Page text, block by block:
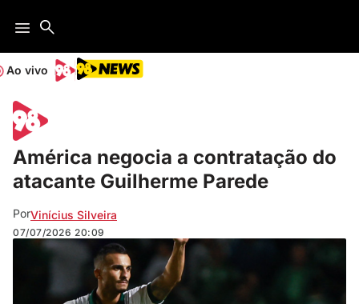
Ao vivo
América negocia a contratação do
atacante Guilherme Parede
PorVinícius Silveira
07/07/2026 20:09